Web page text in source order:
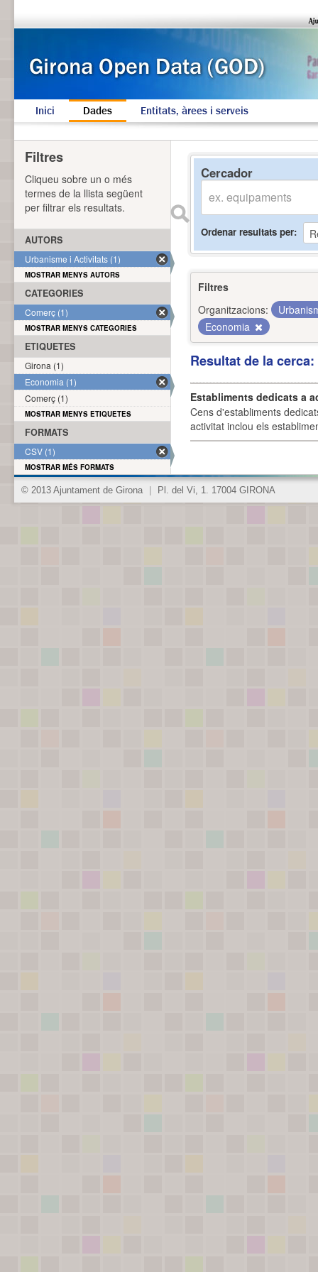
Inici Dades Entitats, àrees i serveis
Cercador
Ordenar resultats per
Filtres
Organitzacions:
Economia
Resultat de la
Establiments dedicats a
Cens d'establiments
activitat inclou els
Filtres
Cliqueu sobre un o més
termes de la llista següent
per filtrar els resultats.
AUTORS
Urbanisme i Activitats (1)
MOSTRAR MENYS AUTORS
CATEGORIES
Comerç (1)
MOSTRAR MENYS CATEGORIES
ETIQUETES
Girona (1)
Economia (1)
Comerç (1)
MOSTRAR MENYS ETIQUETES
FORMATS
CSV (1)
MOSTRAR MÉS FORMATS
© 2013 Ajuntament de Girona Pl. del Vi, 1. 17004 GIRONA